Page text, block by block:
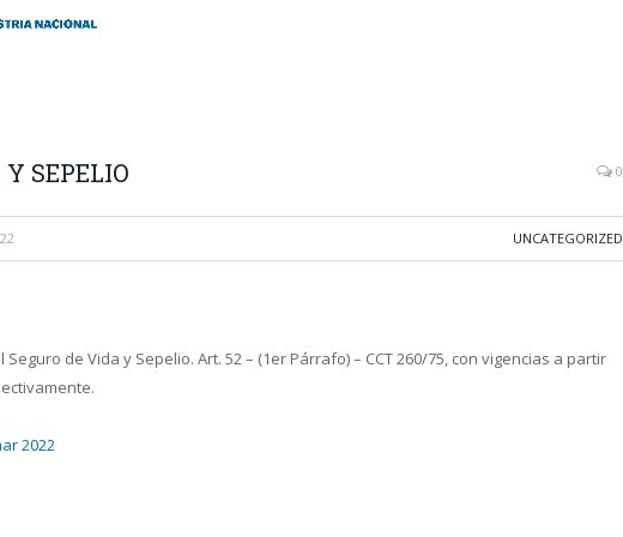
Y SEPELIO 0
UNCATEGORIZED
de Vida y Sepelio. Art. 52 – (1er Párrafo) – CCT 260/75, con vigencias a partir
2022